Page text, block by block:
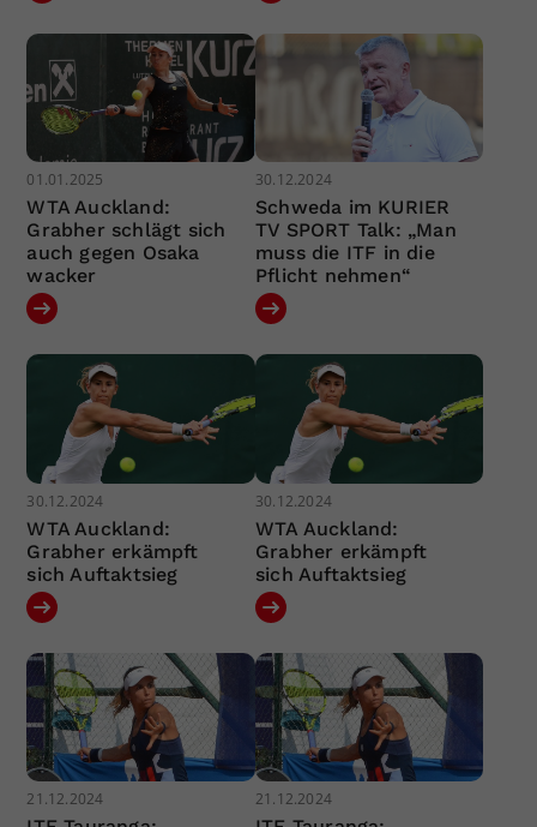
01.01.2025
WTA Auckland:
Grabher schlägt sich
auch gegen Osaka
wacker
30.12.2024
Schweda im KURIER
TV SPORT Talk: „Man
muss die ITF in die
Pflicht nehmen“
30.12.2024
WTA Auckland:
Grabher erkämpft
sich Auftaktsieg
30.12.2024
WTA Auckland:
Grabher erkämpft
sich Auftaktsieg
21.12.2024 21.12.2024